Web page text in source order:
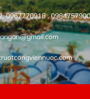
0967770918 ,